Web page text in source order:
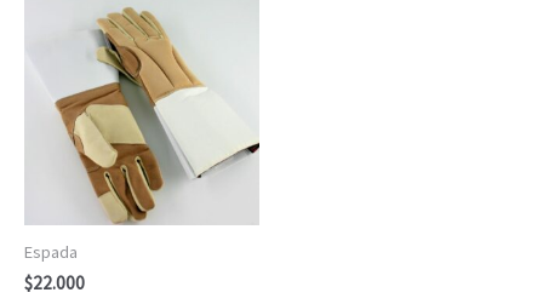
Espada
$22.000